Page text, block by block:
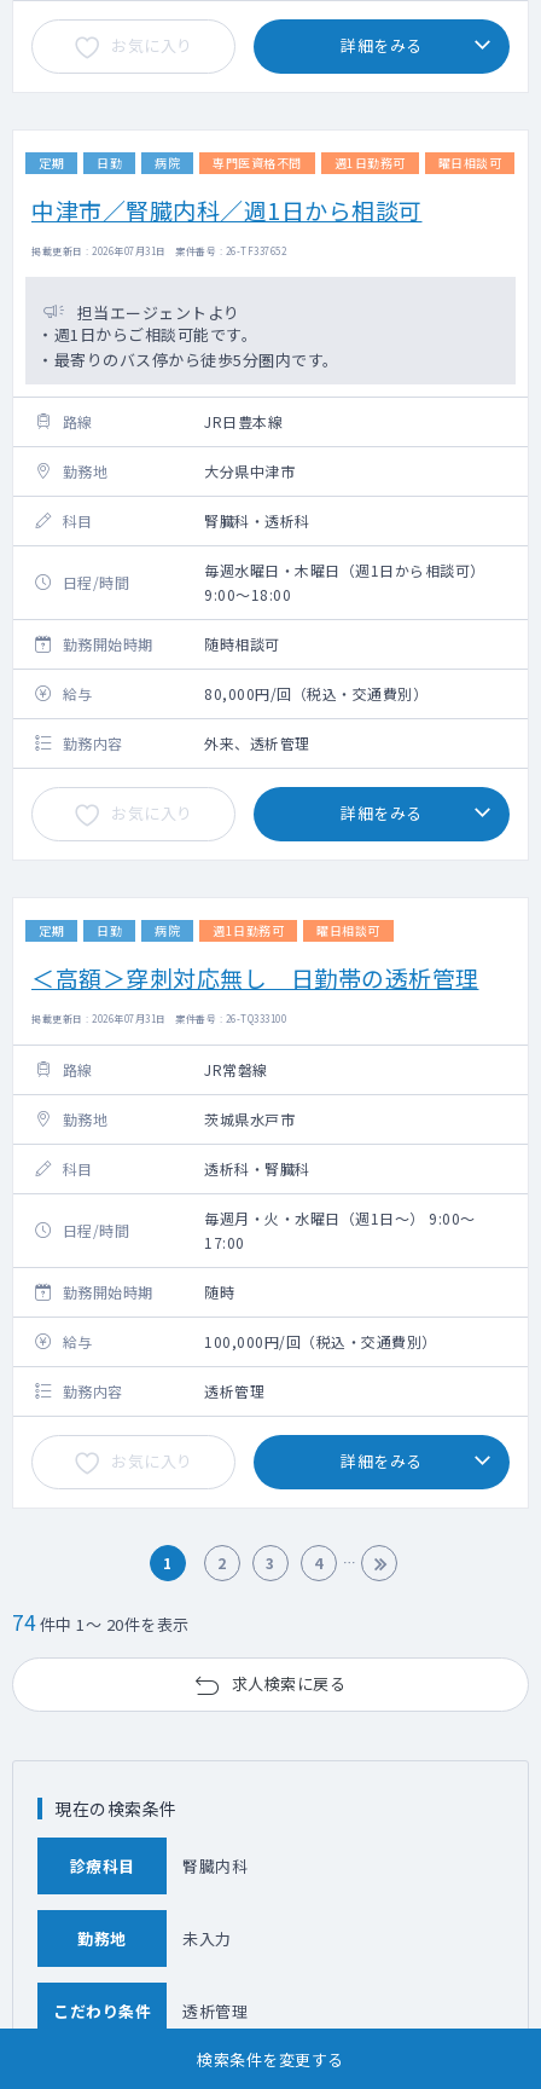
お気に入り 詳細をみる
定期 日勤 病院 専門医資格不問 週1日勤務可 曜日相談可
中津市／腎臓内科／週1日から相談可
掲載更新日 : 2026年07月31日 案件番号 : 26-TF337652
担当エージェントより
・週1日からご相談可能です。
・最寄りのバス停から徒歩5分圏内です。
路線 JR日豊本線
勤務地 大分県中津市
科目 腎臓科・透析科
日程/時間
毎週水曜日・木曜日（週1日から相談可）
9:00～18:00
勤務開始時期 随時相談可
給与 80,000円/回（税込・交通費別）
勤務内容 外来、透析管理
お気に入り 詳細をみる
定期 日勤 病院 週1日勤務可 曜日相談可
＜高額＞穿刺対応無し 日勤帯の透析管理
掲載更新日 : 2026年07月31日 案件番号 : 26-TQ333100
路線 JR常磐線
勤務地 茨城県水戸市
科目 透析科・腎臓科
日程/時間
毎週月・火・水曜日（週1日～） 9:00～
17:00
勤務開始時期 随時
給与 100,000円/回（税込・交通費別）
勤務内容 透析管理
お気に入り 詳細をみる
1 2 3 4
74件中 1～ 20件を表示
求人検索に戻る
検索条件を変更する
現在の検索条件
診療科目 腎臓内科
勤務地 未入力
こだわり条件 透析管理